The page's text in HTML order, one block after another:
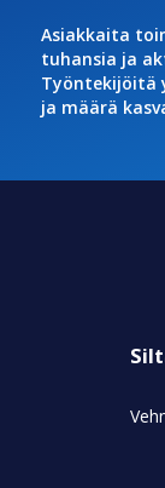
Asiakkaita
tuhansia ja
Työntekijöitä
ja määrä